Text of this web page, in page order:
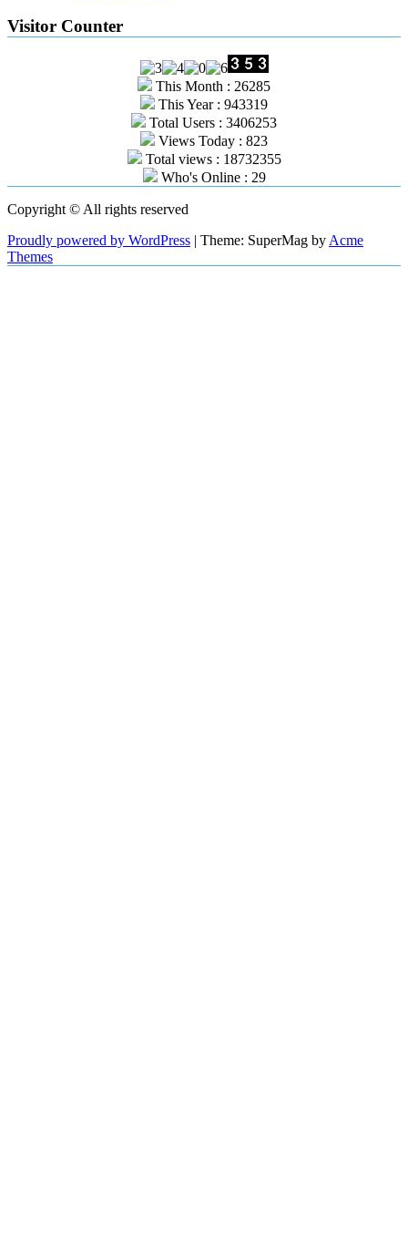
Visitor Counter
This Month : 26285
This Year : 943319
Total Users : 3406253
Views Today : 823
Total views : 18732355
Who's Online : 29
Copyright © All rights reserved
Proudly powered by WordPress | Theme: SuperMag by Acme
Themes